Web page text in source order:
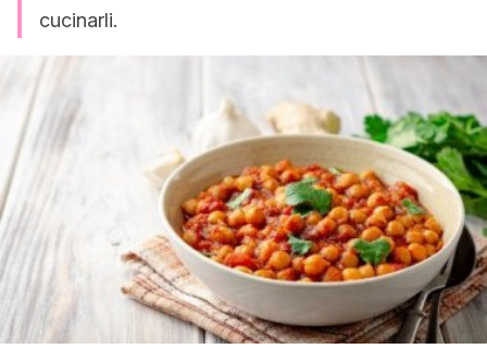
cucinarli.